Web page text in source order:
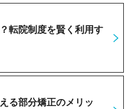
転院制度を賢く利用す
る部分矯正のメリッ